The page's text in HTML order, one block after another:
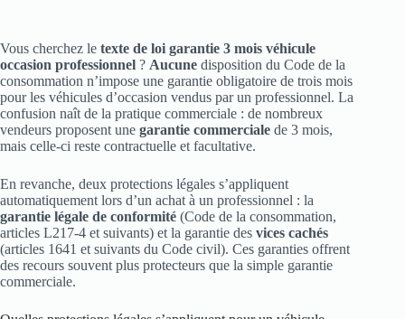
Vous cherchez le texte de loi garantie 3 mois véhicule
occasion professionnel ? Aucune disposition du Code de la
consommation n’impose une garantie obligatoire de trois mois
pour les véhicules d’occasion vendus par un professionnel. La
confusion naît de la pratique commerciale : de nombreux
vendeurs proposent une garantie commerciale de 3 mois,
mais celle‑ci reste contractuelle et facultative.
En revanche, deux protections légales s’appliquent
automatiquement lors d’un achat à un professionnel : la
garantie légale de conformité (Code de la consommation,
articles L217‑4 et suivants) et la garantie des vices cachés
(articles 1641 et suivants du Code civil). Ces garanties offrent
des recours souvent plus protecteurs que la simple garantie
commerciale.